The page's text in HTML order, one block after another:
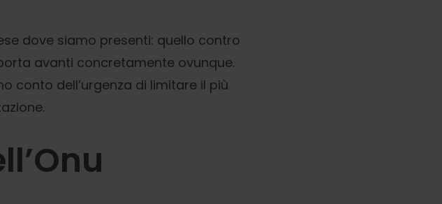
dove siamo presenti: quello contro
avanti concretamente ovunque.
conto dell’urgenza di limitare il più